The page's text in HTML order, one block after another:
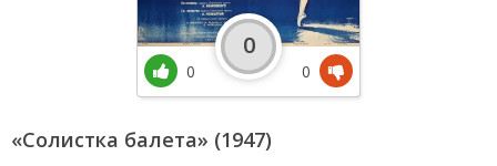
«Солистка балета» (1947)
0
0
0